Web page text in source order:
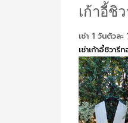
เก้าอี้ชิ
เช่า 1 วันตัวล
เช่าเก้าอี้ชิวารี